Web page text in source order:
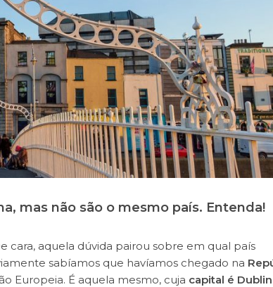
mas não são o mesmo país. Entenda!
cara, aquela dúvida pairou sobre em qual país
sabíamos que havíamos chegado na
Europeia. É aquela mesmo, cuja capital é Dublin